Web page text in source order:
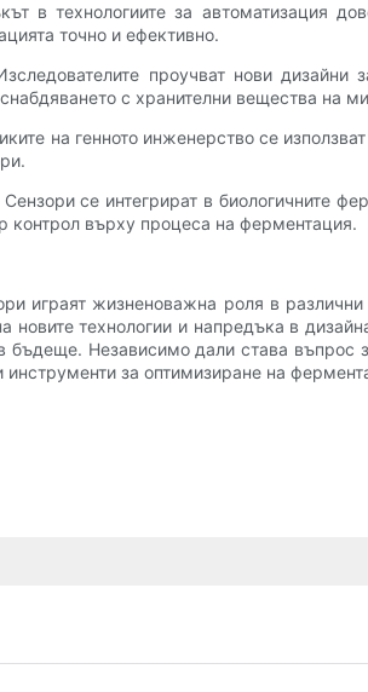
в технологиите за автоматизация
точно и ефективно.
проучват нови
с хранителни вещества на
на генното инженерство се
се интегрират в биологичните
контрол върху процеса на ферментация.
играят жизненоважна роля в
новите технологии и напредъка в
бъдеще. Независимо дали става въпрос
за оптимизиране на